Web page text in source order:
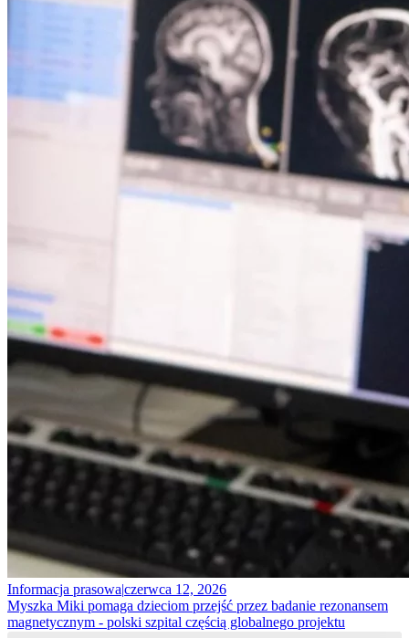
Informacja prasowa|czerwca 12, 2026
Myszka Miki pomaga dzieciom przejść przez badanie rezonansem
magnetycznym - polski szpital częścią globalnego projektu